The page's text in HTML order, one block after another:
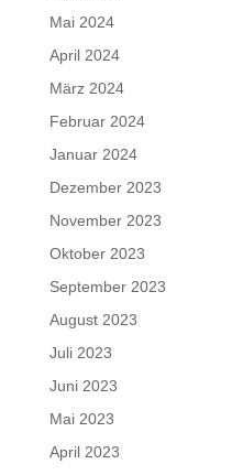
Mai 2024
April 2024
März 2024
Februar 2024
Januar 2024
Dezember 2023
November 2023
Oktober 2023
September 2023
August 2023
Juli 2023
Juni 2023
Mai 2023
April 2023